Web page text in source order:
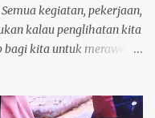
kegiatan, pekerjaan,
kalau penglihatan kita
kita untuk merawat
bulan ini kondisi mata